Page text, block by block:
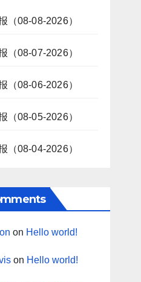
（08-08-2026）
（08-07-2026）
（08-06-2026）
（08-05-2026）
（08-04-2026）
on Hello world!
on Hello world!